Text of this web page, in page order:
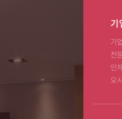
기
기
전
인
오